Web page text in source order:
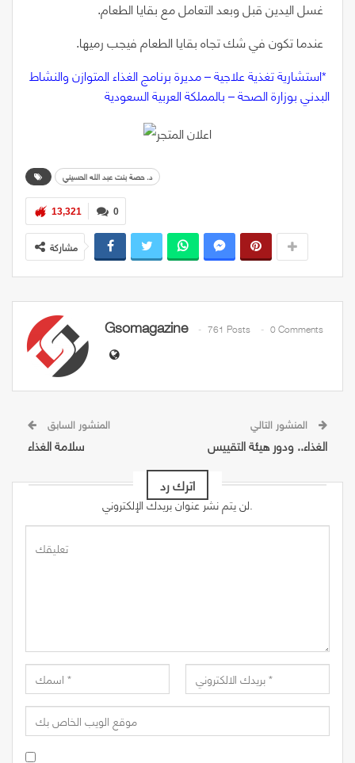
غسل اليدين قبل وبعد التعامل مع بقايا الطعام.
عندما تكون في شك تجاه بقايا الطعام فيجب رميها.
‭* ‬
‬البدني‭ ‬بوزارة‭ ‬الصحة‭ – ‬بالمملكة‭ ‬العربية‭ ‬السعودية
د. حصة بنت عبد الله الحسيني
0
13,321
مشاركة
Gsomagazine 761 Posts 0 Comments
المنشور السابق
سلامة الغذاء الغذاء.. ودور هيئة التقييس
اترك رد
لن يتم نشر عنوان بريدك الإلكتروني.